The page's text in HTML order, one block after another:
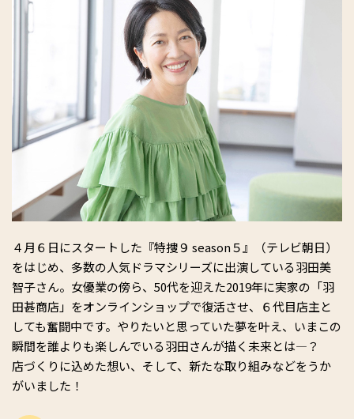
４月６日にスタートした『特捜９ season５』（テレビ朝日）
をはじめ、多数の人気ドラマシリーズに出演している羽田美
智子さん。女優業の傍ら、50代を迎えた2019年に実家の「羽
田甚商店」をオンラインショップで復活させ、６代目店主と
しても奮闘中です。やりたいと思っていた夢を叶え、いまこの
瞬間を誰よりも楽しんでいる羽田さんが描く未来とは―？
店づくりに込めた想い、そして、新たな取り組みなどをうか
がいました！